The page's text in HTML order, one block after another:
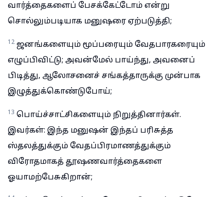
வார்த்தைகளைப் பேசக்கேட்டோம் என்று
சொல்லும்படியாக மனுஷரை ஏற்படுத்தி;
12 ஜனங்களையும் மூப்பரையும் வேதபாரகரையும்
எழுப்பிவிட்டு; அவன்மேல் பாய்ந்து, அவனைப்
பிடித்து, ஆலோசனைச் சங்கத்தாருக்கு முன்பாக
இழுத்துக்கொண்டுபோய்;
13 பொய்ச்சாட்சிகளையும் நிறுத்தினார்கள்.
இவர்கள்: இந்த மனுஷன் இந்தப் பரிசுத்த
ஸ்தலத்துக்கும் வேதப்பிரமாணத்துக்கும்
விரோதமாகத் தூஷணவார்த்தைகளை
ஓயாமற்பேசுகிறான்;